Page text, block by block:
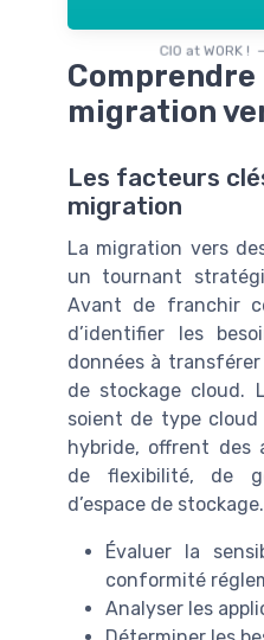
CIO at WORK !
Comprendre
migration
Les facteurs
migration
La migration vers
un tournant
Avant de franchir
d’identifier les
données à
de stockage cloud.
soient de type
hybride, offrent des
de flexibilité, de
d’espace de stockage.
Évaluer la
conformité
Analyser les